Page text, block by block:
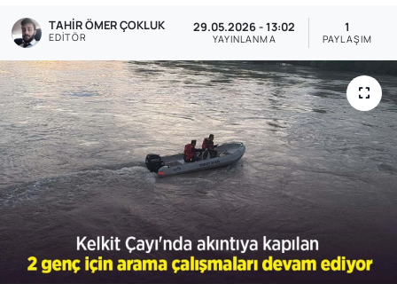
TAHIR ÖMER ÇOKLUK
EDITÖR
29.05.2026 - 13:02
YAYINLANMA
1
PAYLAŞIM
Ekonomi
Genel
Gündem
Özel Haber
POLİTİKA
Siyaset